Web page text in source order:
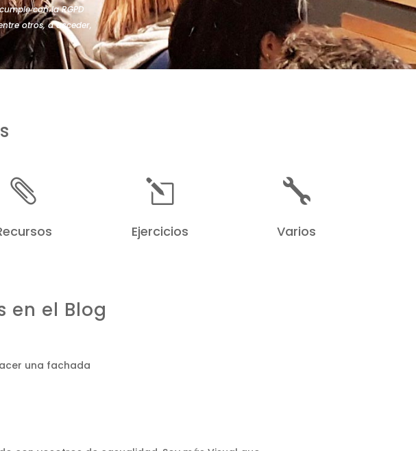
con la RGPD
otros, a acceder,
 l
Ejercicios

Varios
en el Blog
una fachada